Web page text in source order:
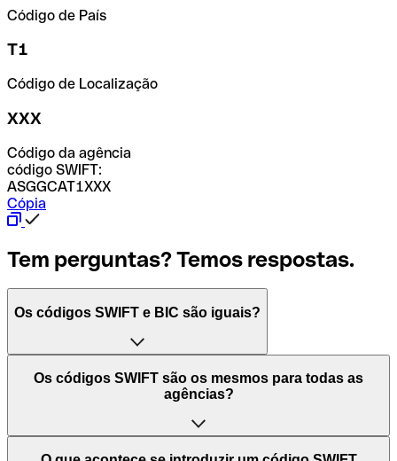
Código de País
T1
Código de Localização
XXX
Código da agência
código SWIFT:
ASGGCAT1XXX
Cópia
Tem perguntas? Temos respostas.
Os códigos SWIFT e BIC são iguais?
O acrónimo SWIFT significa "Society for Worldwide
Interbank Financial Telecommunication (Sociedade para
Mundiais)". Trata-se de uma rede mundial onde se
processam pagamentos entre países. Por outro lado, BIC
Os códigos SWIFT são os mesmos para todas as
agências?